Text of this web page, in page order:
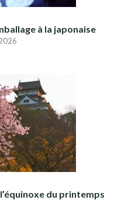
à la japonaise
du printemps